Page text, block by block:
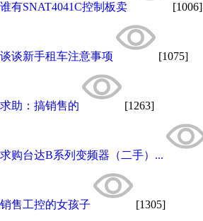
谁有SNAT4041C控制板卖 [1006]
谈谈新手租车注意事项 [1075]
求助：搞销售的 [1263]
求购台达B系列变频器（二手）...
销售工控的女孩子 [1305]